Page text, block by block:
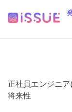
正社員エンジニ
将来性